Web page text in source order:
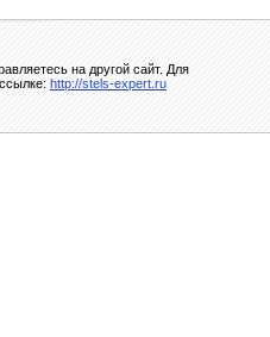
на другой сайт. Для
http://stels-expert.ru